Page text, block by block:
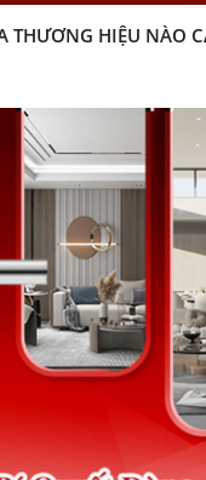
THƯƠNG HIỆU NÀO